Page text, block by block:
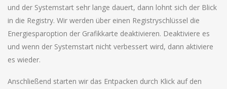
und der Systemstart sehr lange dauert, dann lohnt sich der Blick
in die Registry. Wir werden über einen Registryschlüssel die
Energiesparoption der Grafikkarte deaktivieren. Deaktiviere es
und wenn der Systemstart nicht verbessert wird, dann aktiviere
es wieder.
Anschließend starten wir das Entpacken durch Klick auf den